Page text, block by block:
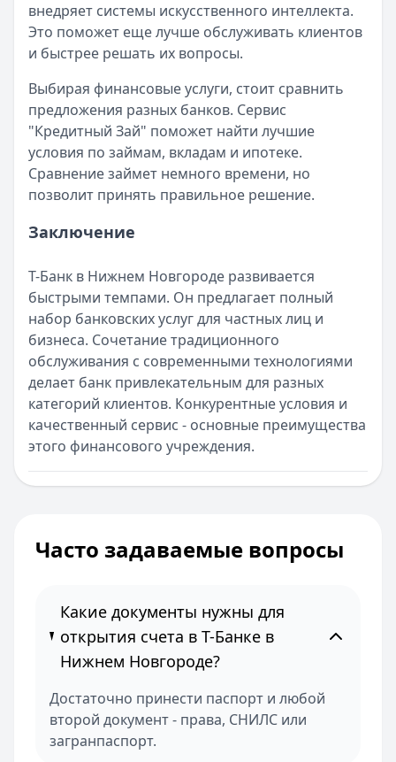
внедряет системы искусственного интеллекта.
Это поможет еще лучше обслуживать клиентов
и быстрее решать их вопросы.
Выбирая финансовые услуги, стоит сравнить
предложения разных банков. Сервис
"Кредитный Зай" поможет найти лучшие
условия по займам, вкладам и ипотеке.
Сравнение займет немного времени, но
позволит принять правильное решение.
Заключение
Т-Банк в Нижнем Новгороде развивается
быстрыми темпами. Он предлагает полный
набор банковских услуг для частных лиц и
бизнеса. Сочетание традиционного
обслуживания с современными технологиями
делает банк привлекательным для разных
категорий клиентов. Конкурентные условия и
качественный сервис - основные преимущества
этого финансового учреждения.
Часто задаваемые вопросы
Какие документы нужны для
открытия счета в Т-Банке в
Нижнем Новгороде?
Достаточно принести паспорт и любой
второй документ - права, СНИЛС или
загранпаспорт.